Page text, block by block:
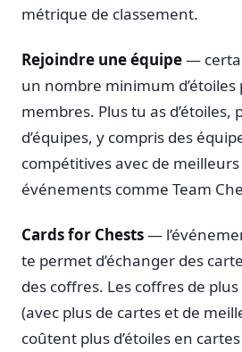
métrique de classement.
Rejoindre une équipe—
un nombre minimum
membres. Plus tu as d’étoiles,
d’équipes, y compris des
compétitives avec de
événements comme Team
Cards for Chests—
te permet d’échanger des
des coffres. Les coffres de
(avec plus de cartes et de
coûtent plus d’étoiles en